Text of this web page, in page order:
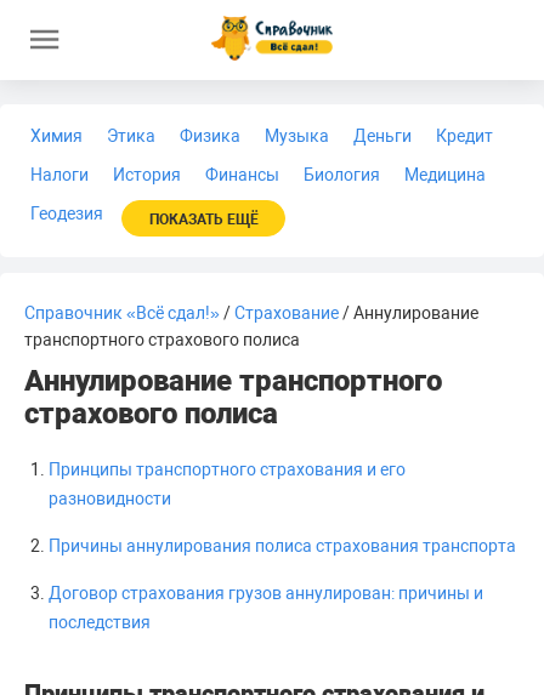
Химия Этика Физика Музыка Деньги
Кредит
Налоги
История Финансы Биология
Медицина
Геодезия
ПОКАЗАТЬ ЕЩЁ
Справочник «Всё сдал!»/Страхование/ Аннулирование
транспортного страхового полиса
Аннулирование транспортного
страхового полиса
Принципы транспортного страхования и его
разновидности
Причины аннулирования полиса страхования транспорта
Договор страхования грузов аннулирован: причины и
последствия